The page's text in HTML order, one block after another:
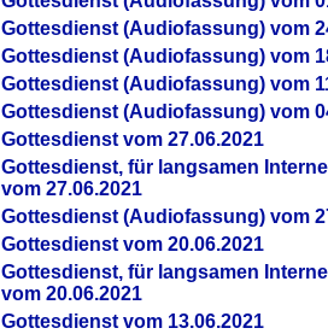
Gottesdienst (Audiofassung) vom
Gottesdienst (Audiofassung) vom
Gottesdienst (Audiofassung) vom
Gottesdienst (Audiofassung) vom
Gottesdienst vom 27.06.2021
Gottesdienst, für langsamen
vom 27.06.2021
Gottesdienst (Audiofassung) vom
Gottesdienst vom 20.06.2021
Gottesdienst, für langsamen
vom 20.06.2021
Gottesdienst vom 13.06.2021